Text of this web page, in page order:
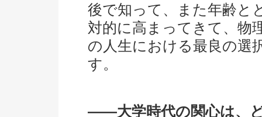
後で知って、また年齢と
対的に高まってきて、物
の人生における最良の選
す。
――大学時代の関心は、